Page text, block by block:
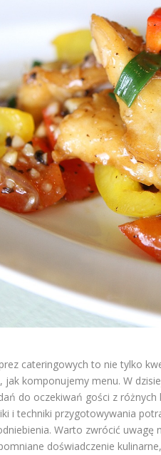
cateringowych to nie tylko
jak komponujemy menu. W
do oczekiwań gości z
i techniki przygotowywania
Warto zwrócić
doświadczenie